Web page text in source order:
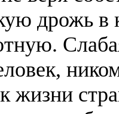
дрожь в
к жизни